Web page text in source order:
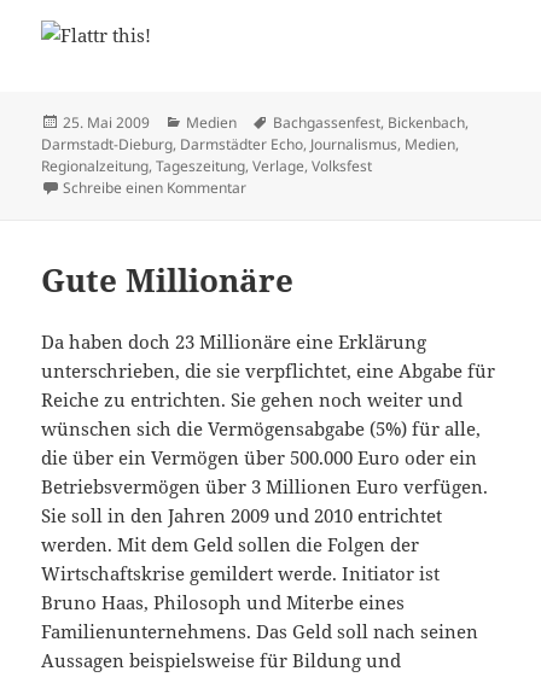
Veröffentlicht
am
25. Mai 2009 Kategorien
Medien Schlagwörter
Bachgassenfest, Bickenbach,
Darmstadt-Dieburg, Darmstädter Echo, Journalismus, Medien,
Regionalzeitung,Tageszeitung,Verlage,Volksfest
Schreibe einen Kommentarzu Bürgernah
Gute Millionäre
Da haben doch 23 Millionäre eine Erklärung
unterschrieben, die sie verpflichtet, eine Abgabe für
Reiche zu entrichten. Sie gehen noch weiter und
wünschen sich die Vermögensabgabe (5%) für alle,
die über ein Vermögen über 500.000 Euro oder ein
Betriebsvermögen über 3 Millionen Euro verfügen.
Sie soll in den Jahren 2009 und 2010 entrichtet
werden. Mit dem Geld sollen die Folgen der
Wirtschaftskrise gemildert werde. Initiator ist
Bruno Haas, Philosoph und Miterbe eines
Familienunternehmens. Das Geld soll nach seinen
Aussagen beispielsweise für Bildung und